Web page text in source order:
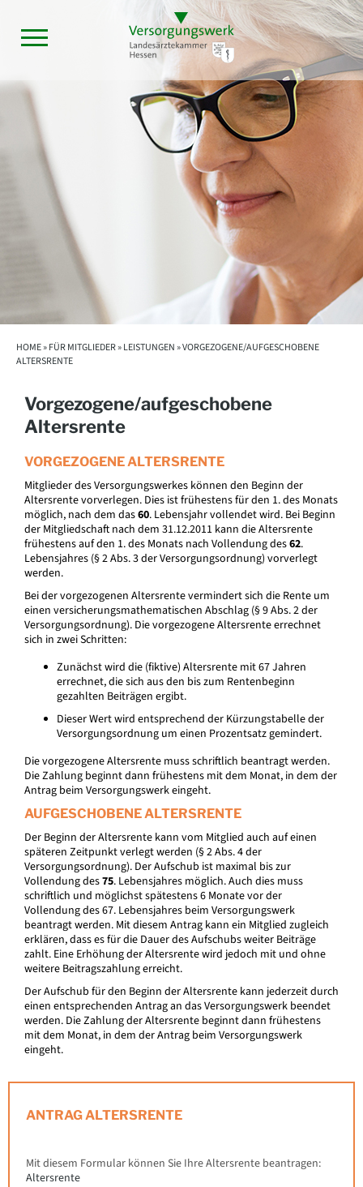
HOME »FÜR MITGLIEDER»LEISTUNGEN» VORGEZOGENE/AUFGESCHOBENE
ALTERSRENTE
Vorgezogene/aufgeschobene
Altersrente
VORGEZOGENE ALTERSRENTE
Mitglieder des Versorgungswerkes können den Beginn der
Altersrente vorverlegen. Dies ist frühestens für den 1. des Monats
möglich, nach dem das60. Lebensjahr vollendet wird. Bei Beginn
der Mitgliedschaft nach dem 31.12.2011 kann die Altersrente
frühestens auf den 1. des Monats nach Vollendung des62.
Lebensjahres (§ 2 Abs. 3 der Versorgungsordnung) vorverlegt
werden.
Bei der vorgezogenen Altersrente vermindert sich die Rente um
einen versicherungsmathematischen Abschlag (§ 9 Abs. 2 der
Versorgungsordnung). Die vorgezogene Altersrente errechnet
sich in zwei Schritten:
Zunächst wird die (fiktive) Altersrente mit 67 Jahren
errechnet, die sich aus den bis zum Rentenbeginn
gezahlten Beiträgen ergibt.
Dieser Wert wird entsprechend der Kürzungstabelle der
Versorgungsordnung um einen Prozentsatz gemindert.
Die vorgezogene Altersrente muss schriftlich beantragt werden.
Die Zahlung beginnt dann frühestens mit dem Monat, in dem der
Antrag beim Versorgungswerk eingeht.
AUFGESCHOBENE ALTERSRENTE
Der Beginn der Altersrente kann vom Mitglied auch auf einen
späteren Zeitpunkt verlegt werden (§ 2 Abs. 4 der
Versorgungsordnung). Der Aufschub ist maximal bis zur
Vollendung des75. Lebensjahres möglich. Auch dies muss
schriftlich und möglichst spätestens 6 Monate vor der
Vollendung des 67. Lebensjahres beim Versorgungswerk
beantragt werden. Mit diesem Antrag kann ein Mitglied zugleich
erklären, dass es für die Dauer des Aufschubs weiter Beiträge
zahlt. Eine Erhöhung der Altersrente wird jedoch mit und ohne
weitere Beitragszahlung erreicht.
Der Aufschub für den Beginn der Altersrente kann jederzeit durch
einen entsprechenden Antrag an das Versorgungswerk beendet
werden. Die Zahlung der Altersrente beginnt dann frühestens
mit dem Monat, in dem der Antrag beim Versorgungswerk
eingeht.
ANTRAG ALTERSRENTE
Mit diesem Formular können Sie Ihre Altersrente beantragen:
Altersrente